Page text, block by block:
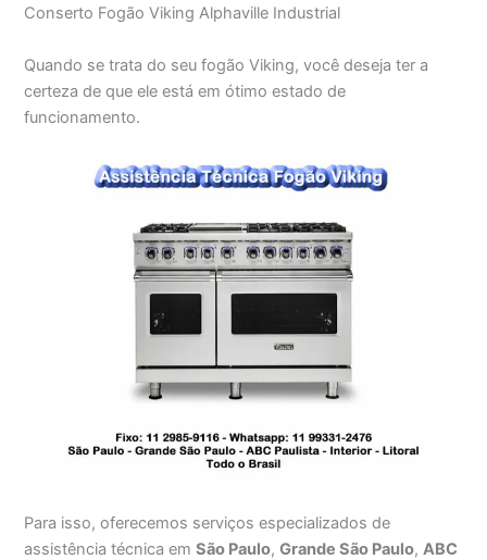
Conserto Fogão Viking Alphaville Industrial
Quando se trata do seu fogão Viking, você deseja ter a
certeza de que ele está em ótimo estado de
funcionamento.
Para isso, oferecemos serviços especializados de
assistência técnica emSão Paulo,Grande São Paulo,ABC